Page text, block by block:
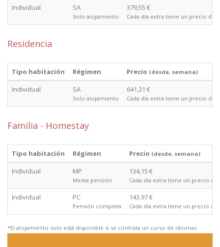
Individual SA
Solo alojamiento
379,55 €
Cada día extra tiene un precio de
Residencia
Tipo habitación Régimen Precio (desde, semana)
Individual SA
Solo alojamiento
641,31 €
Cada día extra tiene un precio de
Familia - Homestay
Tipo habitación Régimen Precio (desde, semana)
Individual MP
Media pensión
134,15 €
Cada día extra tiene un precio de
Individual PC
Pensión completa
143,97 €
Cada día extra tiene un precio de
*El alojamiento solo está disponible si se contrata un curso de idiomas